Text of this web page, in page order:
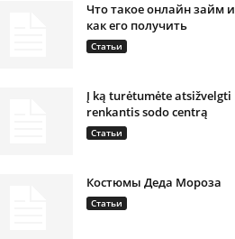
Что такое онлайн займ и
как его получить
Статьи
Į ką turėtumėte atsižvelgti
renkantis sodo centrą
Статьи
Костюмы Деда Мороза
Статьи